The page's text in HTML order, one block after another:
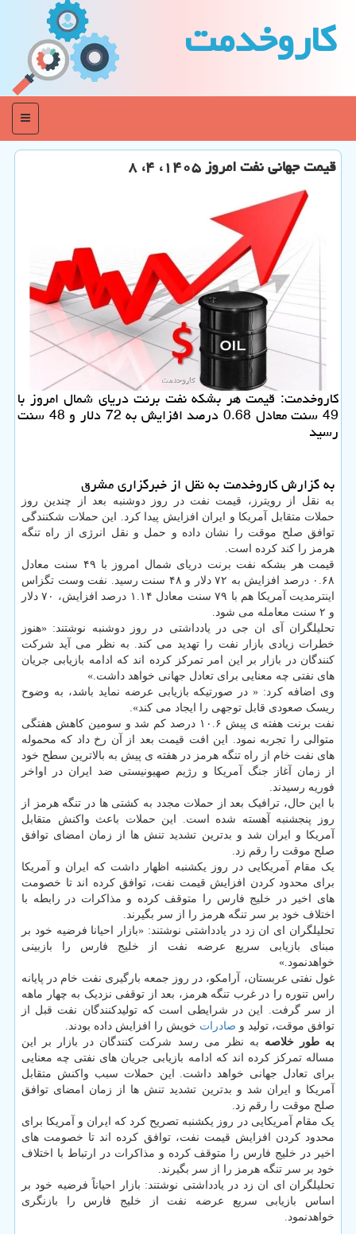
كاروخدمت
منو
قیمت جهانی نفت امروز ۱۴۰۵، ۴، ۸
کاروخدمت: قیمت هر بشکه نفت برنت دریای شمال امروز با
49 سنت معادل 0.68 درصد افزایش به 72 دلار و 48 سنت
رسید
به گزارش کاروخدمت به نقل از خبرگزاری مشرق
به نقل از رویترز، قیمت نفت در روز دوشنبه بعد از چندین روز
حملات متقابل آمریکا و ایران افزایش پیدا کرد. این حملات شکنندگی
توافق صلح موقت را نشان داده و حمل و نقل انرژی از راه تنگه
هرمز را کند کرده است.
قیمت هر بشکه نفت برنت دریای شمال امروز با ۴۹ سنت معادل
۰.۶۸ درصد افزایش به ۷۲ دلار و ۴۸ سنت رسید. نفت وست تگزاس
اینترمدیت آمریکا هم با ۷۹ سنت معادل ۱.۱۴ درصد افزایش، ۷۰ دلار
و ۲ سنت معامله می شود.
تحلیلگران آی ان جی در یادداشتی در روز دوشنبه نوشتند: «هنوز
خطرات زیادی بازار نفت را تهدید می کند. به نظر می آید شرکت
کنندگان در بازار بر این امر تمرکز کرده اند که ادامه بازیابی جریان
های نفتی چه معنایی برای تعادل جهانی خواهد داشت.»
وی اضافه کرد: « در صورتیکه بازیابی عرضه نماید باشد، به وضوح
ریسک صعودی قابل توجهی را ایجاد می کند».
نفت برنت هفته ی پیش ۱۰.۶ درصد کم شد و سومین کاهش هفتگی
متوالی را تجربه نمود. این افت قیمت بعد از آن رخ داد که محموله
های نفت خام از راه تنگه هرمز در هفته ی پیش به بالاترین سطح خود
از زمان آغاز جنگ آمریکا و رژیم صهیونیستی ضد ایران در اواخر
فوریه رسیدند.
با این حال، ترافیک بعد از حملات مجدد به کشتی ها در تنگه هرمز از
روز پنجشنبه آهسته شده است. این حملات باعث واکنش متقابل
آمریکا و ایران شد و بدترین تشدید تنش ها از زمان امضای توافق
صلح موقت را رقم زد.
یک مقام آمریکایی در روز یکشنبه اظهار داشت که ایران و آمریکا
برای محدود کردن افزایش قیمت نفت، توافق کرده اند تا خصومت
های اخیر در خلیج فارس را متوقف کرده و مذاکرات در رابطه با
اختلاف خود بر سر تنگه هرمز را از سر بگیرند.
تحلیلگران ای ان زد در یادداشتی نوشتند: «بازار احیانا فرضیه خود بر
مبنای بازیابی سریع عرضه نفت از خلیج فارس را بازبینی
خواهدنمود.»
غول نفتی عربستان، آرامکو، در روز جمعه بارگیری نفت خام در پایانه
راس تنوره را در غرب تنگه هرمز، بعد از توقفی نزدیک به چهار ماهه
از سر گرفت. این در شرایطی است که تولیدکنندگان نفت قبل از
توافق موقت، تولید و صادرات خویش را افزایش داده بودند.
به طور خلاصه به نظر می رسد شرکت کنندگان در بازار بر این
مساله تمرکز کرده اند که ادامه بازیابی جریان های نفتی چه معنایی
برای تعادل جهانی خواهد داشت. این حملات سبب واکنش متقابل
آمریکا و ایران شد و بدترین تشدید تنش ها از زمان امضای توافق
صلح موقت را رقم زد.
یک مقام آمریکایی در روز یکشنبه تصریح کرد که ایران و آمریکا برای
محدود کردن افزایش قیمت نفت، توافق کرده اند تا خصومت های
اخیر در خلیج فارس را متوقف کرده و مذاکرات در ارتباط با اختلاف
خود بر سر تنگه هرمز را از سر بگیرند.
تحلیلگران ای ان زد در یادداشتی نوشتند: بازار احیاناً فرضیه خود بر
اساس بازیابی سریع عرضه نفت از خلیج فارس را بازنگری
خواهدنمود.